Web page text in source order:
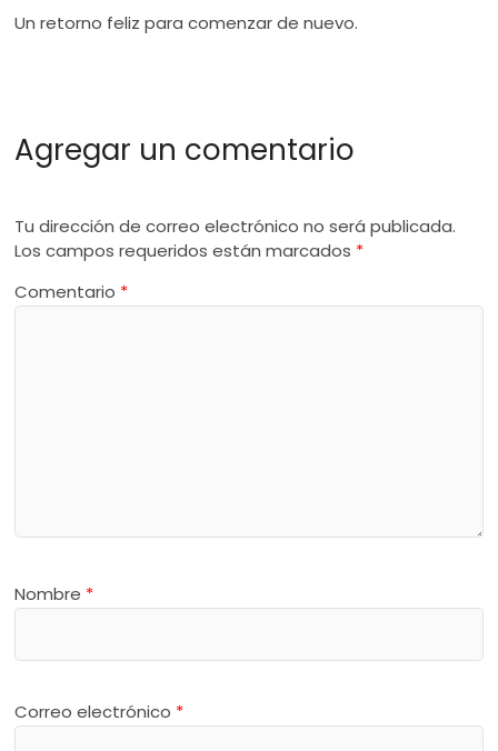
Un retorno feliz para comenzar de nuevo.
Agregar un comentario
Tu dirección de correo electrónico no será publicada.
Los campos requeridos están marcados *
Comentario *
Nombre *
Correo electrónico *